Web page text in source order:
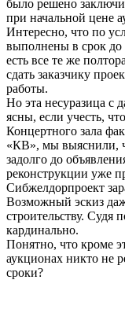
было решено
при начальной цене
Интересно, что по
выполнены в срок до
есть все те же
сдать заказчику
работы.
Но эта несуразица с
ясны, если учесть,
Концертного зала
«КВ», мы выяснили,
задолго до
реконструкции уже
Сибжелдорпроект
Возможный эскиз
строительству. Судя
кардинально.
Понятно, что кроме
аукционах никто не
сроки?